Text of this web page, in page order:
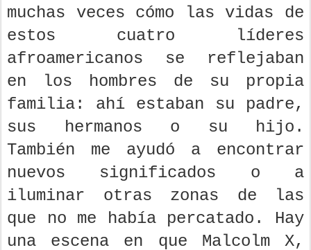
muchas veces cómo las vidas de
estos cuatro líderes
afroamericanos se reflejaban
en los hombres de su propia
familia: ahí estaban su padre,
sus hermanos o su hijo.
También me ayudó a encontrar
nuevos significados o a
iluminar otras zonas de las
que no me había percatado. Hay
una escena en que Malcolm X,